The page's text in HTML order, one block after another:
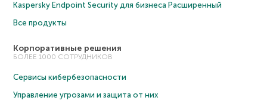
Kaspersky Endpoint Security для бизнеса Расширенный
Все продукты
Корпоративные решения
БОЛЕЕ 1000 СОТРУДНИКОВ
Сервисы кибербезопасности
Управление угрозами и защита от них